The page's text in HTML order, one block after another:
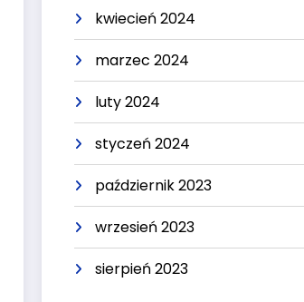
kwiecień 2024
marzec 2024
luty 2024
styczeń 2024
październik 2023
wrzesień 2023
sierpień 2023